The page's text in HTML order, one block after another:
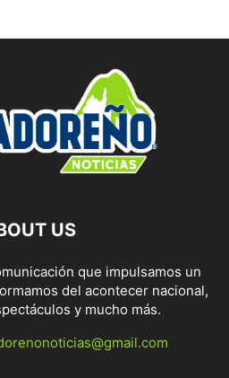
US
que impulsamos un
del acontecer nacional,
y mucho más.